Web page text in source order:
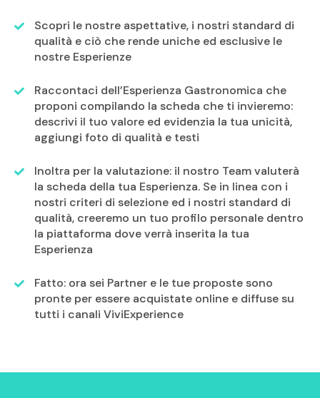
Scopri le nostre aspettative, i nostri standard di
qualità e ciò che rende uniche ed esclusive le
nostre Esperienze
Raccontaci dell’Esperienza Gastronomica che
proponi compilando la scheda che ti invieremo:
descrivi il tuo valore ed evidenzia la tua unicità,
aggiungi foto di qualità e testi
Inoltra per la valutazione: il nostro Team valuterà
la scheda della tua Esperienza. Se in linea con i
nostri criteri di selezione ed i nostri standard di
qualità, creeremo un tuo profilo personale dentro
la piattaforma dove verrà inserita la tua
Esperienza
Fatto: ora sei Partner e le tue proposte sono
pronte per essere acquistate online e diffuse su
tutti i canali ViviExperience